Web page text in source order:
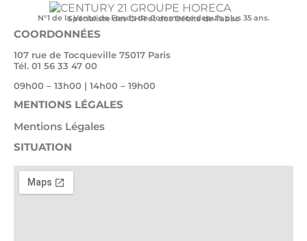
N°1 de la Vente de Fonds de Commerce depuis plus 35 ans.
Spécialiste des CHR et des Débits de Tabac
COORDONNÉES
107 rue de Tocqueville 75017 Paris
Tél. 01 56 33 47 00
09h00 – 13h00 | 14h00 – 19h00
MENTIONS LÉGALES
Mentions Légales
SITUATION